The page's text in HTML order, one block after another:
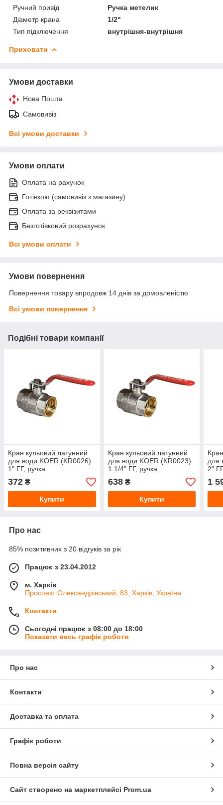
Ручний привід
Ручка метелик
Діаметр крана
1/2"
Тип підключення
внутрішня-внутрішня
Приховати
Умови доставки
Нова Пошта
Самовивіз
Всі умови доставки
Умови оплати
Оплата на рахунок
Готівкою (самовивіз з магазину)
Оплата за реквізитами
Безготівковий розрахунок
Всі умови оплати
Умови повернення
Повернення товару впродовж 14 днів за домовленістю
Всі умови повернення
Подібні товари компанії
Кран кульовий латунний
для води KOER (KR0026)
1" ГГ, ручка
372 ₴
Купити
Кран кульовий латунний
для води KOER (KR0023)
1 1/4" ГГ, ручка
638₴
Купити
для
2"
1
Про нас
85% позитивних з 20 відгуків за рік
Працює з 23.04.2012
м. Харків
Проспект Олександрівський, 83, Харків, Україна
Контакти
Сьогодні працює з 08:00 до 18:00
Показати весь графік роботи
Про нас
Контакти
Доставка та оплата
Графік роботи
Повна версія сайту
Сайт створено на маркетплейсі Prom.ua